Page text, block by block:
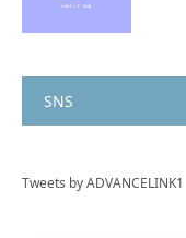
SNS
Tweets by ADVANCELINK1